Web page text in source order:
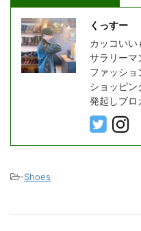
くっすー
カッコいい
サラリーマ
ファッショ
ショッピン
発起しブロ
-Shoes